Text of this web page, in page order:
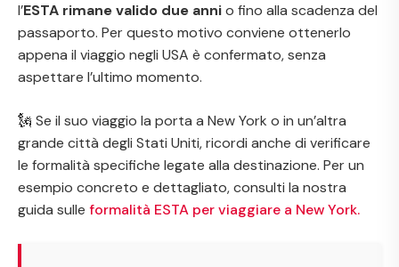
l’ESTA rimane valido due annio fino alla scadenza del
passaporto. Per questo motivo conviene ottenerlo
appena il viaggio negli USA è confermato, senza
aspettare l’ultimo momento.
🗽 Se il suo viaggio la porta a New York o in un’altra
grande città degli Stati Uniti, ricordi anche di verificare
le formalità specifiche legate alla destinazione. Per un
esempio concreto e dettagliato, consulti la nostra
guida sulle formalità ESTA per viaggiare a New York.